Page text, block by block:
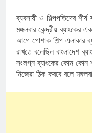
ব্যবসায়ী ও শিল্পপতিদের
মঙ্গলবার কেন্দ্রীয়
আগে পোশাক শিল্প এলাকার
রাখতে বলেছিল বাংলাদেশ
সংলগ্ন ব্যাংকের কোন কোন
নিজেরা ঠিক করবে বলে